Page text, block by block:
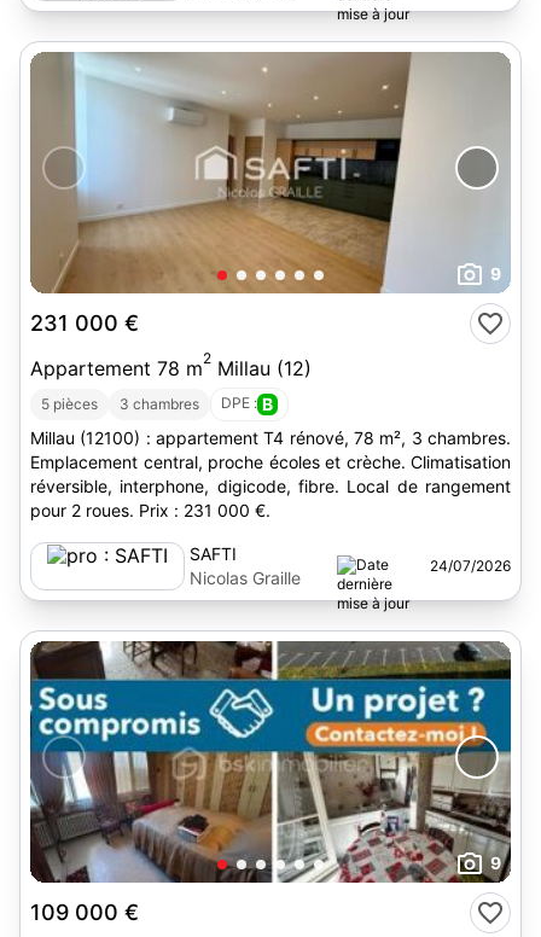
9
231 000 €
Appartement 78 m2 Millau (12)
5 pièces 3 chambres DPE : B
Millau (12100) : appartement T4 rénové, 78 m², 3 chambres.
Emplacement central, proche écoles et crèche. Climatisation
réversible, interphone, digicode, fibre. Local de rangement
pour 2 roues. Prix : 231 000 €.
SAFTI
Nicolas Graille
24/07/2026
9
109 000 €